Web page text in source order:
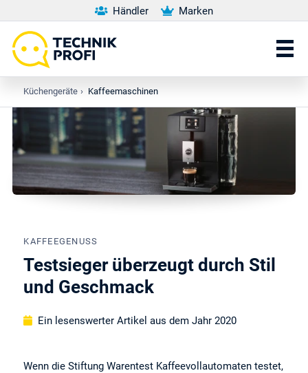
Händler Marken
Küchengeräte › Kaffeemaschinen
KAFFEEGENUSS
Testsieger überzeugt durch Stil
und Geschmack
Ein lesenswerter Artikel aus dem Jahr 2020
Wenn die Stiftung Warentest Kaffeevollautomaten testet,